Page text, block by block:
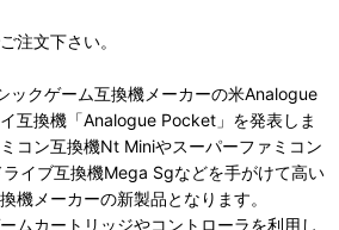
注文下さい。
ックゲーム互換機メーカーの米Analogue
互換機「Analogue Pocket」を発表しま
コン互換機Nt Miniやスーパーファミコン
イブ互換機Mega Sgなどを手がけて高い
機メーカーの新製品となります。
ムカートリッジやコントローラを利用し